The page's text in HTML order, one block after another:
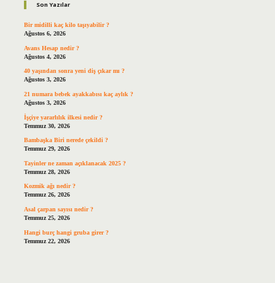
Son Yazılar
Bir midilli kaç kilo taşıyabilir ?
Ağustos 6, 2026
Avans Hesap nedir ?
Ağustos 4, 2026
40 yaşından sonra yeni diş çıkar mı ?
Ağustos 3, 2026
21 numara bebek ayakkabısı kaç aylık ?
Ağustos 3, 2026
İşçiye yararlılık ilkesi nedir ?
Temmuz 30, 2026
Bambaşka Biri nerede çekildi ?
Temmuz 29, 2026
Tayinler ne zaman açıklanacak 2025 ?
Temmuz 28, 2026
Kozmik ağı nedir ?
Temmuz 26, 2026
Asal çarpan sayısı nedir ?
Temmuz 25, 2026
Hangi burç hangi gruba girer ?
Temmuz 22, 2026